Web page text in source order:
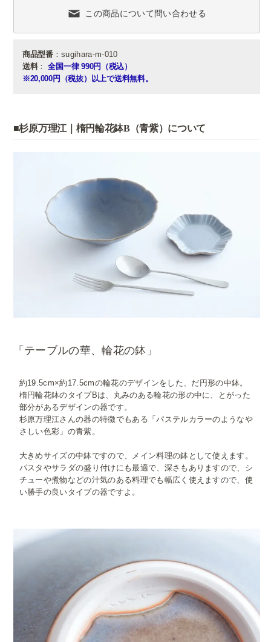
この商品について問い合わせる
商品型番：sugihara-m-010
送料： 全国一律 990円（税込）
※20,000円（税抜）以上で送料無料。
■杉原万理江｜楕円輪花鉢B（青紫）について
「テーブルの華、輪花の鉢」
約19.5cm×約17.5cmの輪花のデザインをした、だ円形の中鉢。
楕円輪花鉢のタイプBは、丸みのある輪花の形の中に、とがった
部分があるデザインの器です。
杉原万理江さんの器の特徴でもある「パステルカラーのようなや
さしい色彩」の青紫。
大きめサイズの中鉢ですので、メイン料理の鉢として使えます。
パスタやサラダの盛り付けにも最適で、深さもありますので、シ
チューや煮物などの汁気のある料理でも幅広く使えますので、使
い勝手の良いタイプの器ですよ。